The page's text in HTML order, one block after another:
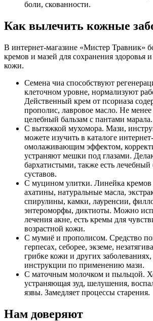
боли, скованности.
Как вылечить кожные
В интернет-магазине «Мистер Травник»
кремов и мазей для сохранения здоровья
кожи.
Семена чиа способствуют
клеточном уровне, нормализуют
Действенный крем от псориаза
прополис, лавровое масло. Не
целебный бальзам с пантами марала.
С вытяжкой мухомора. Мази,
можете изучить в каталоге
омолаживающим эффектом,
устраняют мешки под глазами.
бархатистыми, также есть лечебный
суставов.
С муцином улитки. Линейка
ахатины, натуральные масла,
спирулины, камки, лауренсии,
энтероморфы, диктиоты. Можно
лечения акне, есть кремы для
возрастной кожи.
С мумиё и прополисом. Средство
герпесах, себорее, экземе,
грибке кожи и других
инструкции по применению мази.
С маточным молочком и пыльцой.
устраняющая зуд, шелушения,
язвы. Замедляет процессы старения.
Нам доверяют